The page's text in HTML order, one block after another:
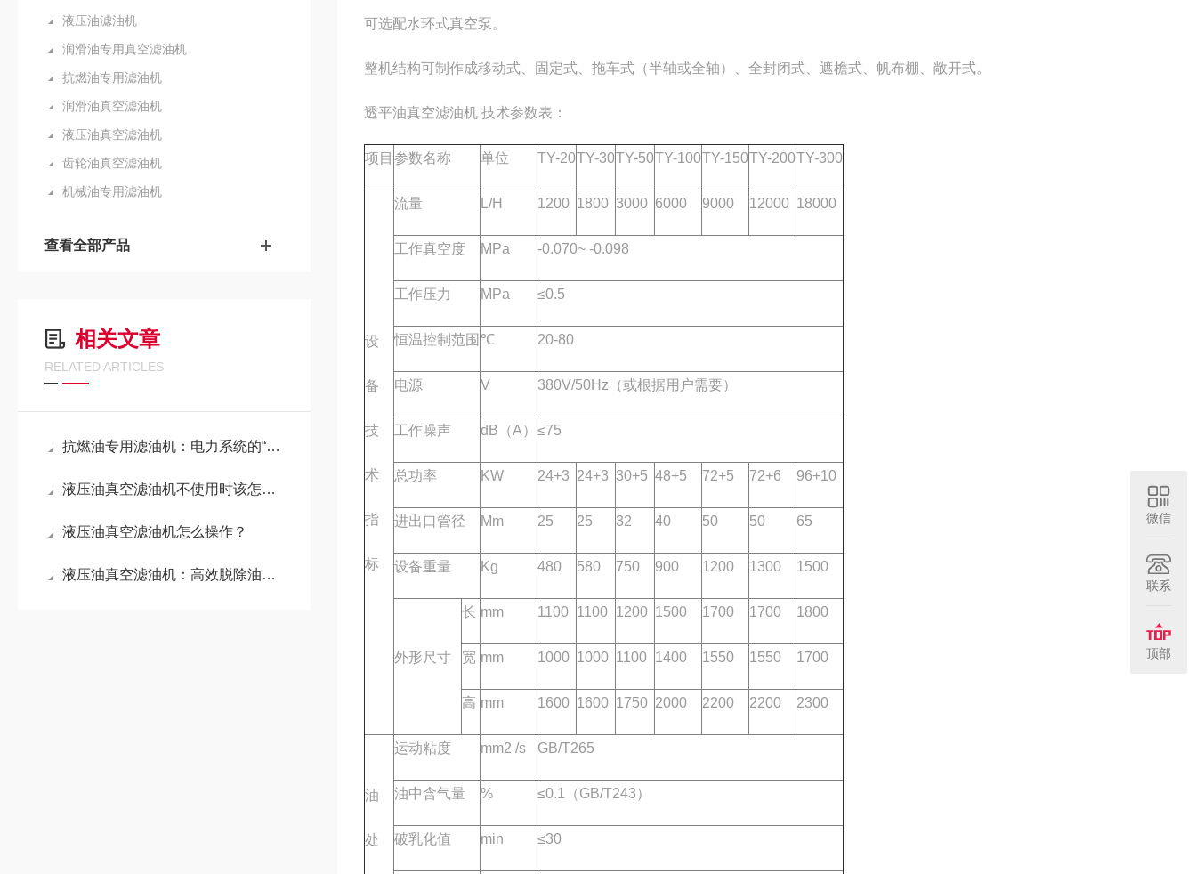
液压油滤油机
润滑油专用真空滤油机
抗燃油专用滤油机
润滑油真空滤油机
液压油真空滤油机
齿轮油真空滤油机
机械油专用滤油机
查看全部产品
相关文章
RELATED ARTICLES
抗燃油专用滤油机：电力系统的“净化卫士”
液压油真空滤油机不使用时该怎样储藏？
液压油真空滤油机怎么操作？
液压油真空滤油机：高效脱除油品污染物的利器
可选配水环式真空泵。
整机结构可制作成移动式、固定式、拖车式（半轴或全轴）、全封闭式、遮檐式、帆布棚、敞开式。
透平油真空滤油机 技术参数表：
项目 参数名称 单位 TY-20TY-30TY-50TY-100TY-150TY-200TY-300
设
备
技
术
指
标
流量 L/H 1200 1800 3000 6000 9000 12000 18000
工作真空度 MPa -0.070~ -0.098
工作压力 MPa ≤0.5
恒温控制范围 ℃ 20-80
电源 V 380V/50Hz（或根据用户需要）
工作噪声 dB（A） ≤75
总功率 KW 24+3 24+3 30+5 48+5 72+5 72+6 96+10
进出口管径 Mm 25 25 32 40 50 50 65
设备重量 Kg 480 580 750 900 1200 1300 1500
外形尺寸
长 mm 1100 1100 1200 1500 1700 1700 1800
宽 mm 1000 1000 1100 1400 1550 1550 1700
高 mm 1600 1600 1750 2000 2200 2200 2300
油
处
运动粘度 mm2 /s GB/T265
油中含气量 % ≤0.1（GB/T243）
破乳化值 min ≤30
微信
联系
顶部